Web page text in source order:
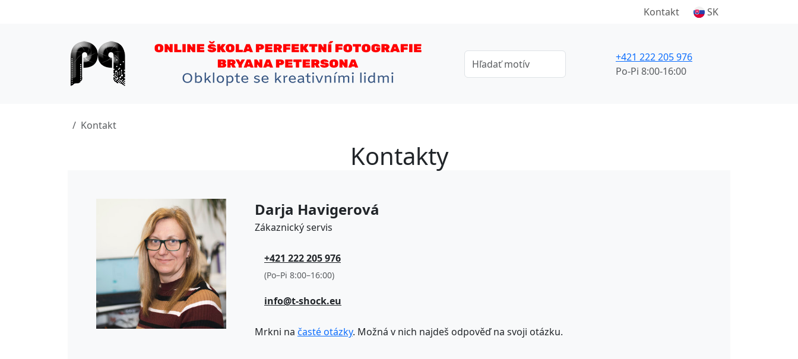
Kontakt SK
+421 222 205 976
Po-Pi 8:00-16:00
Kontakt
Kontakty
Darja Havigerová
Zákaznický servis
+421 222 205 976
(Po–Pi 8:00–16:00)
info@t-shock.eu
Mrkni na časté otázky. Možná v nich najdeš odpověď na svoji otázku.